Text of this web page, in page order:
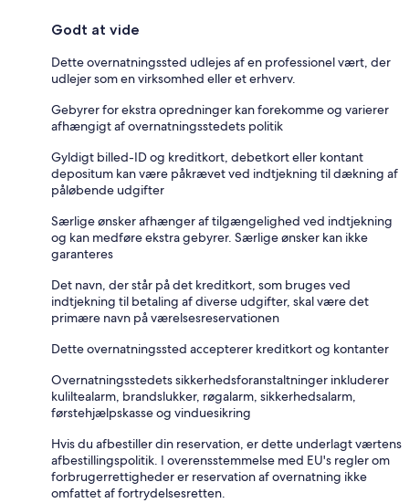
Godt at vide
Dette overnatningssted udlejes af en professionel vært, der
udlejer som en virksomhed eller et erhverv.
Gebyrer for ekstra opredninger kan forekomme og varierer
afhængigt af overnatningsstedets politik
Gyldigt billed-ID og kreditkort, debetkort eller kontant
depositum kan være påkrævet ved indtjekning til dækning af
påløbende udgifter
Særlige ønsker afhænger af tilgængelighed ved indtjekning
og kan medføre ekstra gebyrer. Særlige ønsker kan ikke
garanteres
Det navn, der står på det kreditkort, som bruges ved
indtjekning til betaling af diverse udgifter, skal være det
primære navn på værelsesreservationen
Dette overnatningssted accepterer kreditkort og kontanter
Overnatningsstedets sikkerhedsforanstaltninger inkluderer
kuliltealarm, brandslukker, røgalarm, sikkerhedsalarm,
førstehjælpskasse og vinduesikring
Hvis du afbestiller din reservation, er dette underlagt værtens
afbestillingspolitik. I overensstemmelse med EU's regler om
forbrugerrettigheder er reservation af overnatning ikke
omfattet af fortrydelsesretten.